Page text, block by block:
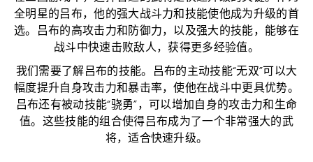
全明星的吕布，他的强大战斗力和技能使他成为升级的首
选。吕布的高攻击力和防御力，以及强大的技能，能够在
战斗中快速击败敌人，获得更多经验值。
我们需要了解吕布的技能。吕布的主动技能“无双”可以大
幅度提升自身攻击力和暴击率，使他在战斗中更具优势。
吕布还有被动技能“骁勇”，可以增加自身的攻击力和生命
值。这些技能的组合使得吕布成为了一个非常强大的武
将，适合快速升级。